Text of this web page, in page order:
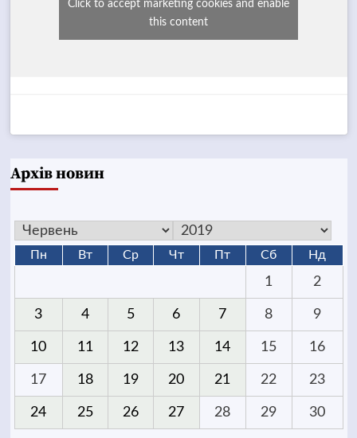
Click to accept marketing cookies and enable
this content
Архів новин
Пн Вт Ср Чт Пт Сб Нд
1 2
3 4 5 6 7 8 9
10 11 12 13 14 15 16
17 18 19 20 21 22 23
24 25 26 27 28 29 30